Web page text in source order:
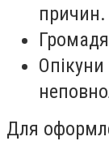
причин.
Для